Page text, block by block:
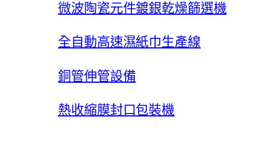
微波陶瓷元件鍍銀乾燥篩選機
全自動高速濕紙巾生產線
銅管伸管設備
熱收縮膜封口包裝機